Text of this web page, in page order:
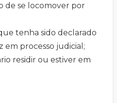
de se locomover por
tenha sido declarado
processo judicial;
residir ou estiver em